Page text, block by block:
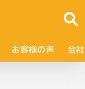
お客様の声 会